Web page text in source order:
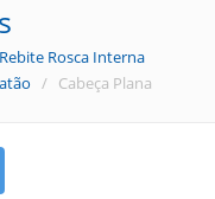
Rebite Rosca Interna
/ Cabeça Plana